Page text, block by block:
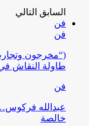
السابق التالي
فن
فن
(“مخرجون
طاولة النقاش
فن
عبدالله فركوس…
خالصة